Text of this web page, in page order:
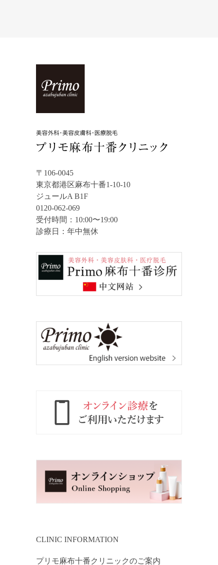
〒106-0045
東京都港区麻布十番1-10-10
ジュールA B1F
0120-062-069
受付時間：10:00〜19:00
診療日：年中無休
CLINIC INFORMATION
プリモ麻布十番クリニックのご案内